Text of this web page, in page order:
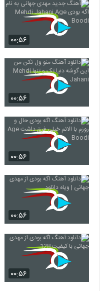
۰۰:۵۶
۰۰:۵۶
۰۰:۵۶
۰۰:۵۶
۰۰:۵۶